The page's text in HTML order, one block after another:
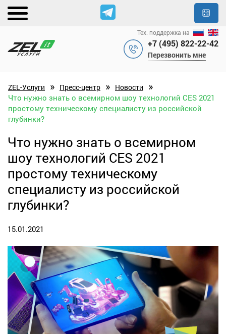
+7 (495) 822-22-42
Перезвонить мне
Тех. поддержка на
ZEL-Услуги » Пресс-центр » Новости »
Что нужно знать о всемирном шоу технологий CES 2021
простому техническому специалисту из российской
глубинки?
Что нужно знать о всемирном
шоу технологий CES 2021
простому техническому
специалисту из российской
глубинки?
15.01.2021